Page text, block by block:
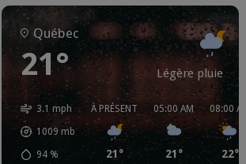
Québec
21° Légère pluie
3.1 mph
1009 mb
94 %
À PRÉSENT
21°
05:00 AM
21°
08:00 AM
22°